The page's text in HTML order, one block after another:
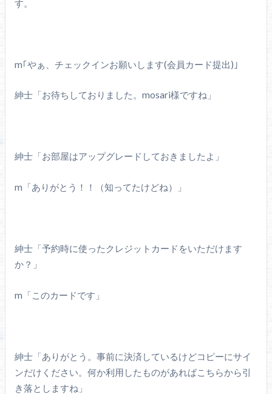
す。
m｢やぁ、チェックインお願いします(会員カード提出)｣
紳士「お待ちしておりました。mosari様ですね」
紳士「お部屋はアップグレードしておきましたよ」
m「ありがとう！！（知ってたけどね）」
紳士「予約時に使ったクレジットカードをいただけます
か？」
m「このカードです」
紳士「ありがとう。事前に決済しているけどコピーにサイ
ンだけください。何か利用したものがあればこちらから引
き落としますね」